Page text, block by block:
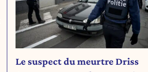
Le suspect du meurtre Driss